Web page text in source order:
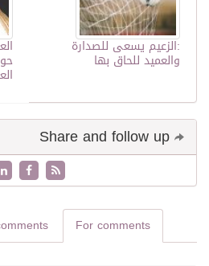
:الزعيم يسعى للصدارة
والعميد للحاق بها
For comments